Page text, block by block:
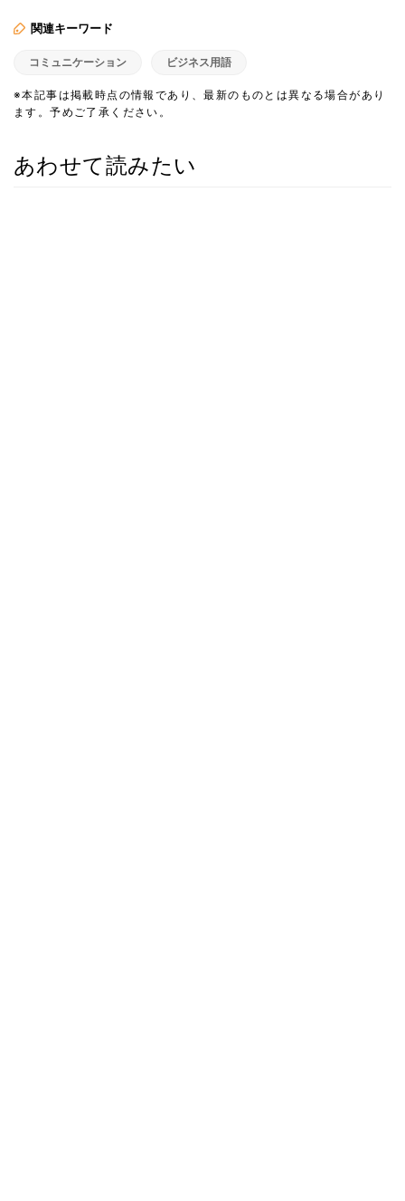
関連キーワード
コミュニケーション ビジネス用語
※本記事は掲載時点の情報であり、最新のものとは異なる場合があり
ます。予めご了承ください。
あわせて読みたい